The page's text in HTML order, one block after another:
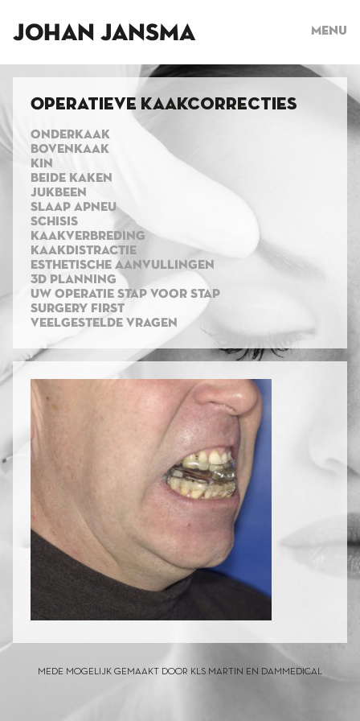
JOHAN JANSMA Menu
Operatieve kaakcorrecties
ONDERKAAK
BOVENKAAK
KIN
BEIDE KAKEN
JUKBEEN
SLAAP APNEU
SCHISIS
KAAKVERBREDING
KAAKDISTRACTIE
ESTHETISCHE AANVULLINGEN
3D PLANNING
UW OPERATIE STAP VOOR STAP
SURGERY FIRST
VEELGESTELDE VRAGEN
MEDE MOGELIJK GEMAAKT DOOR KLS MARTIN EN DAMMEDICAL